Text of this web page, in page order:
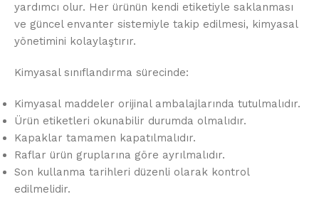
yardımcı olur. Her ürünün kendi etiketiyle saklanması
ve güncel envanter sistemiyle takip edilmesi, kimyasal
yönetimini kolaylaştırır.
Kimyasal sınıflandırma sürecinde:
Kimyasal maddeler orijinal ambalajlarında tutulmalıdır.
Ürün etiketleri okunabilir durumda olmalıdır.
Kapaklar tamamen kapatılmalıdır.
Raflar ürün gruplarına göre ayrılmalıdır.
Son kullanma tarihleri düzenli olarak kontrol
edilmelidir.